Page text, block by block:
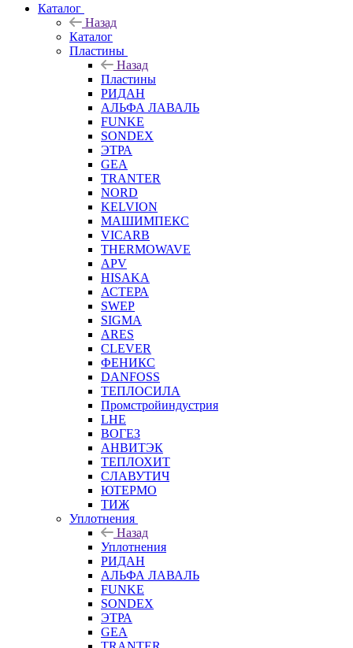
Каталог
Назад
Каталог
Пластины
Назад
Пластины
РИДАН
АЛЬФА ЛАВАЛЬ
FUNKE
SONDEX
ЭТРА
GEA
TRANTER
NORD
KELVION
МАШИМПЕКС
VICARB
THERMOWAVE
APV
HISAKA
АСТЕРА
SWEP
SIGMA
ARES
CLEVER
ФЕНИКС
DANFOSS
ТЕПЛОСИЛА
Промстройиндустрия
LHE
ВОГЕЗ
АНВИТЭК
ТЕПЛОХИТ
СЛАВУТИЧ
ЮТЕРМО
ТИЖ
Уплотнения
Назад
Уплотнения
РИДАН
АЛЬФА ЛАВАЛЬ
FUNKE
SONDEX
ЭТРА
GEA